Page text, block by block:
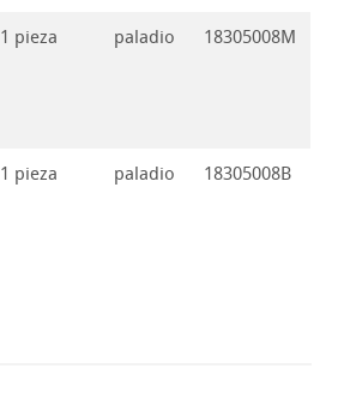
1 pieza paladio 18305008M
1 pieza paladio 18305008B